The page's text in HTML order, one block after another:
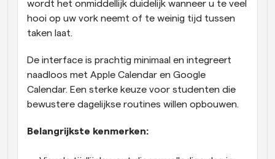
wordt het onmiddellijk duidelijk wanneer u te veel
hooi op uw vork neemt of te weinig tijd tussen
taken laat.
De interface is prachtig minimaal en integreert
naadloos met Apple Calendar en Google
Calendar. Een sterke keuze voor studenten die
bewustere dagelijkse routines willen opbouwen.
Belangrijkste kenmerken: